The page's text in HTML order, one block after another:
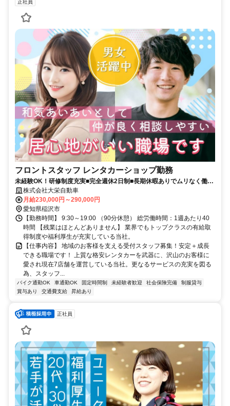
正社員
フロントスタッフ レンタカーショップ勤務
未経験OK！研修制度充実■完全週休2日制■長期休暇ありでムリなく働け
る■応募後２日以内にご連絡！
株式会社大栄自動車
月給230,000円～290,000円
愛知県稲沢市
【勤務時間】 9:30～19:00 （90分休憩） 総労働時間：1週あたり40
時間 【残業はほとんどありません】 業界でもトップクラスの有給取
得制度や福利厚生が充実している当社。
【仕事内容】 地域のお客様を支える受付スタッフ募集！安定＋成長
できる職場です！ 上質な格安レンタカーを武器に、沢山のお客様に
愛され現在7店舗を運営している当社。更なるサービスの充実を図る
為、スタッフ...
バイク通勤OK 車通勤OK 固定時間制 未経験者歓迎 社会保険完備
制服貸与
賞与あり
交通費支給 昇給あり
正社員